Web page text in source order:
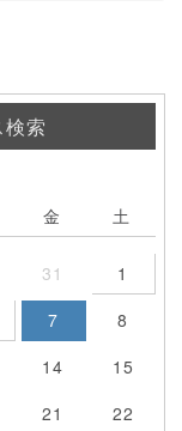
索
金 土
31
1
7
8
14
15
21
22